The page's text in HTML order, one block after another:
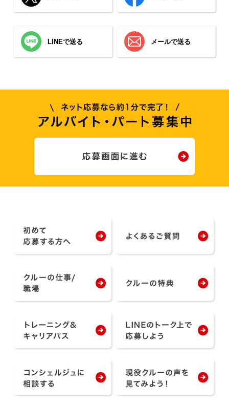
LINEで送る メールで送る